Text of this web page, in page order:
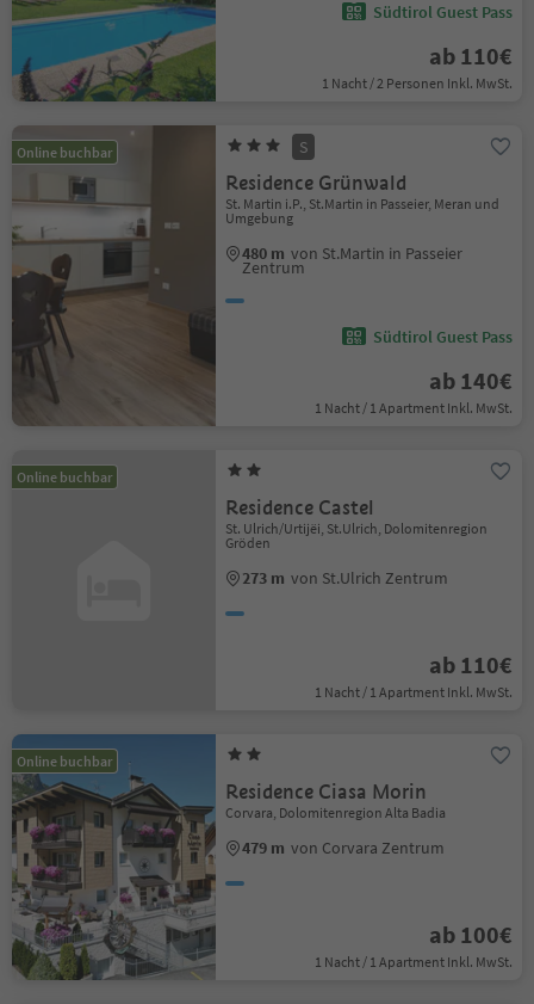
Südtirol Guest Pass
ab 110€
1 Nacht / 2 Personen Inkl. MwSt.
Online buchbar S
Residence Grünwald
St. Martin i.P., St.Martin in Passeier, Meran und
Umgebung
480 m von St.Martin in Passeier
Zentrum
Südtirol Guest Pass
ab 140€
1 Nacht / 1 Apartment Inkl. MwSt.
Online buchbar
Residence Castel
St. Ulrich/Urtijëi, St.Ulrich, Dolomitenregion
Gröden
273 m von St.Ulrich Zentrum
ab 110€
1 Nacht / 1 Apartment Inkl. MwSt.
Online buchbar
Residence Ciasa Morin
Corvara, Dolomitenregion Alta Badia
479 m von Corvara Zentrum
ab 100€
1 Nacht / 1 Apartment Inkl. MwSt.